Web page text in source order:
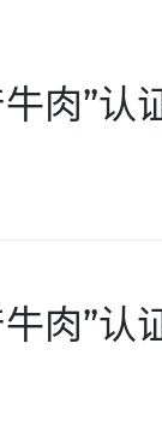
肉”认
肉”认